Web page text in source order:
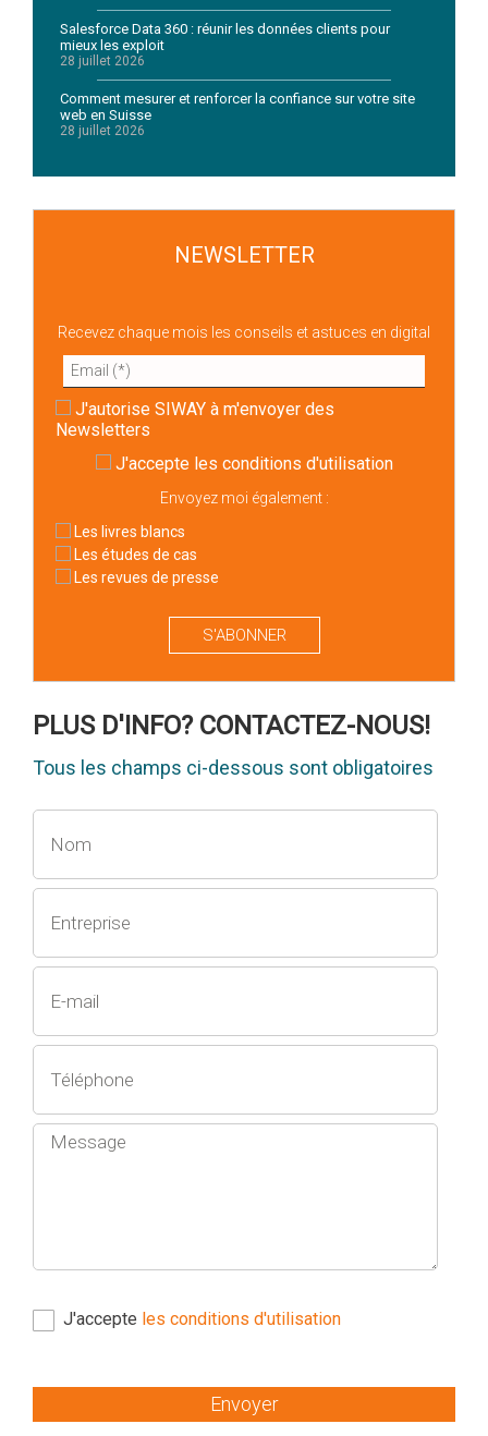
Salesforce Data 360 : réunir les données clients pour
mieux les exploit
28 juillet 2026
Comment mesurer et renforcer la confiance sur votre site
web en Suisse
28 juillet 2026
NEWSLETTER
Recevez chaque mois les conseils et astuces en digital
Newsletters
J'accepte les conditions d'utilisation
Envoyez moi également :
Les livres blancs
Les études de cas
Les revues de presse
S'ABONNER
PLUS D'INFO? CONTACTEZ-NOUS!
Tous les champs ci-dessous sont obligatoires
J'accepte les conditions d'utilisation
Envoyer